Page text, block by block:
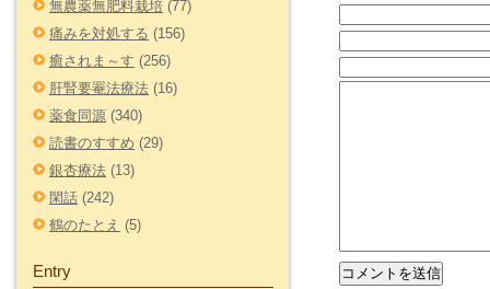
無農薬無肥料栽培 (77)
痛みを対処する (156)
癒されま～す (256)
肝腎要罨法療法 (16)
薬食同源 (340)
読書のすすめ (29)
銀杏療法 (13)
閑話 (242)
鶴のたとえ (5)
Entry